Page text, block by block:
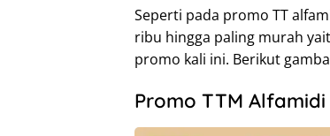
Seperti pada promo TT
ribu hingga paling murah
promo kali ini. Berikut
Promo TTM